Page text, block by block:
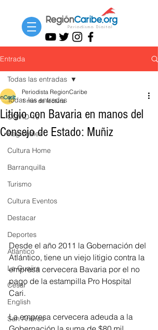
Entrada
Todas las entradas
COVID-19
Regionales
Cultura Home
Barranquilla
Turismo
Cultura Eventos
Destacar
Deportes
Atlántico
La Guajira
Cesar
English
San Andres
Todas las entradas
Litigio con Bavaria en manos del
Consejo de Estado: Muñiz
Periodista RegionCaribe
1 min de lectura
Desde el año 2011 la Gobernación del
Atlántico, tiene un viejo litigio contra la
empresa cervecera Bavaria por el no
pago de la estampilla Pro Hospital
Cari.
La empresa cervecera adeuda a la